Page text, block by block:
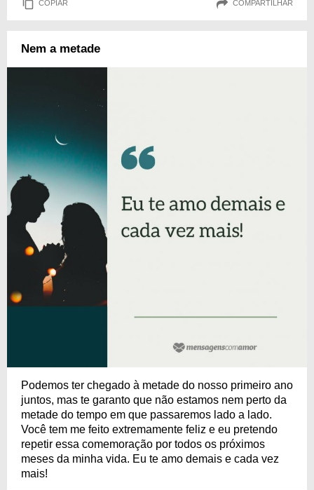
COPIAR COMPARTILHAR
Nem a metade
Podemos ter chegado à metade do nosso primeiro ano
juntos, mas te garanto que não estamos nem perto da
metade do tempo em que passaremos lado a lado.
Você tem me feito extremamente feliz e eu pretendo
repetir essa comemoração por todos os próximos
meses da minha vida. Eu te amo demais e cada vez
mais!